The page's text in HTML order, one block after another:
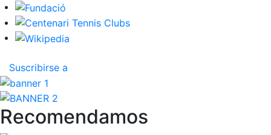
Suscribirse a
Recomendamos